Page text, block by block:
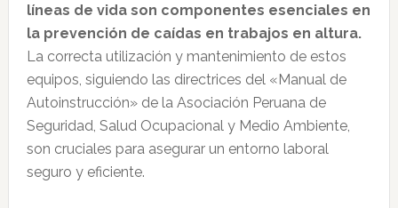
líneas de vida son componentes esenciales en
la prevención de caídas en trabajos en altura.
La correcta utilización y mantenimiento de estos
equipos, siguiendo las directrices del «Manual de
Autoinstrucción» de la Asociación Peruana de
Seguridad, Salud Ocupacional y Medio Ambiente,
son cruciales para asegurar un entorno laboral
seguro y eficiente.